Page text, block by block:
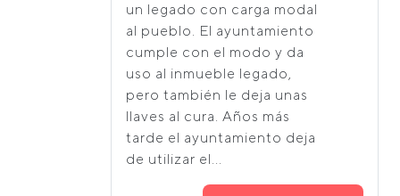
un legado con carga modal
al pueblo. El ayuntamiento
cumple con el modo y da
uso al inmueble legado,
pero también le deja unas
llaves al cura. Años más
tarde el ayuntamiento deja
de utilizar el...